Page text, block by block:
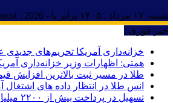
شنبه, ۱۷ مرداد , ۱۴۰۵ برابر با - Saturday, 8 August , 2026
خبر فوری :
خزانه‌داری آمریکا تحریم‌های جدیدی
همتی: اظهارات وزیر خزانه‌داری
طلا در مسیر ثبت بالاترین افزایش
انس طلا در انتظار داده های
تسهیل در پرداخت بیش از ۲۲۰۰ میلیارد ریال وام ودیعه مسکن به آسیب‌دیدگان جنگ در هرمزگان